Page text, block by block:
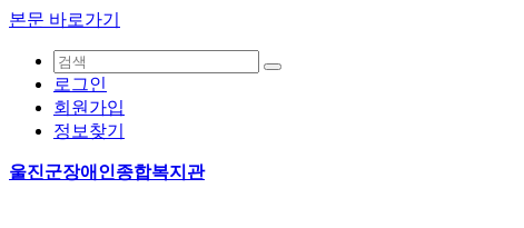
본문 바로가기
로그인
회원가입
정보찾기
울진군장애인종합복지관